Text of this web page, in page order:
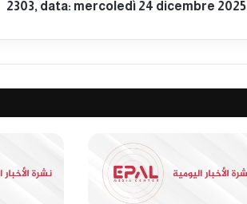
2303, data: mercoledì 24 dicembre 2025